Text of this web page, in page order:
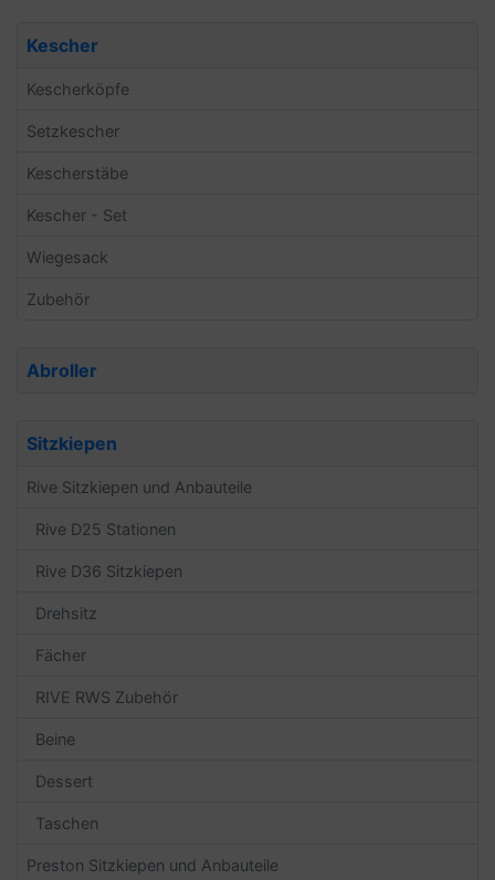
Kescher
Kescherköpfe
Setzkescher
Kescherstäbe
Kescher - Set
Wiegesack
Zubehör
Abroller
Sitzkiepen
Rive Sitzkiepen und Anbauteile
Rive D25 Stationen
Rive D36 Sitzkiepen
Drehsitz
Fächer
RIVE RWS Zubehör
Beine
Dessert
Taschen
Preston Sitzkiepen und Anbauteile